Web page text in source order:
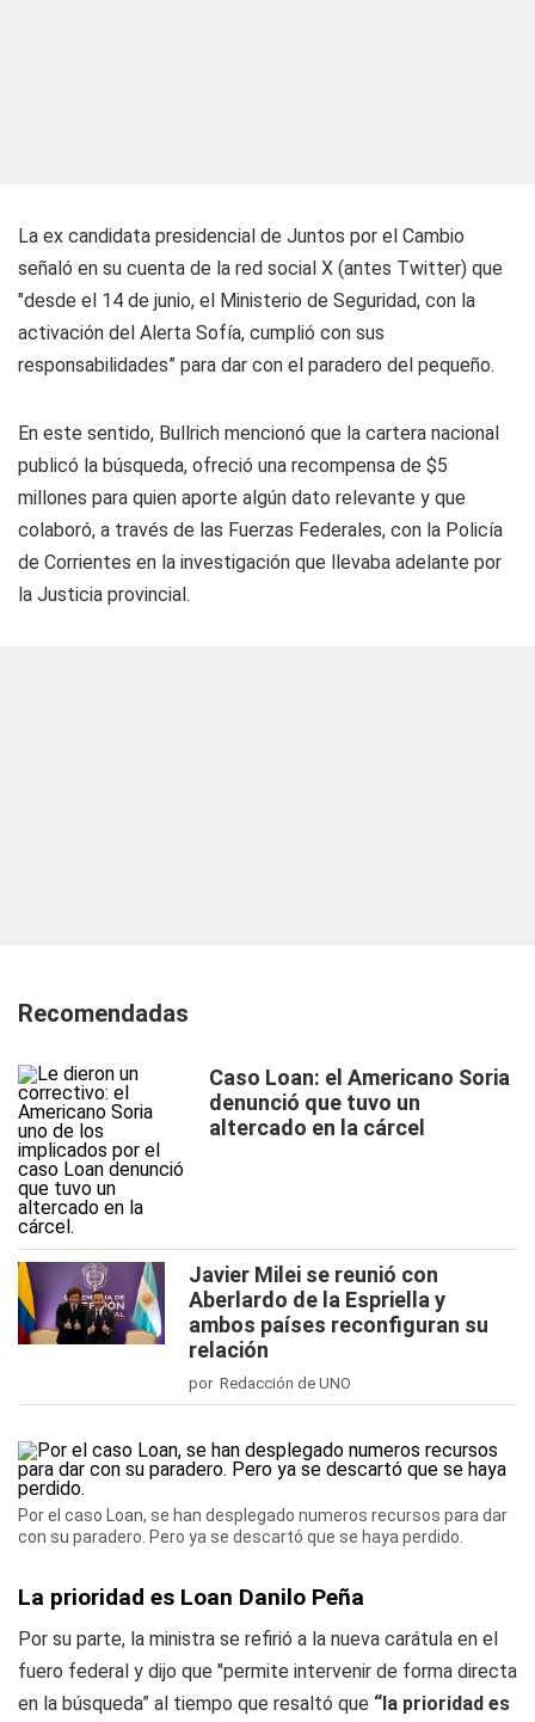
La ex candidata presidencial de Juntos por el Cambio
señaló en su cuenta de la red social X (antes Twitter) que
"desde el 14 de junio, el Ministerio de Seguridad, con la
activación del Alerta Sofía, cumplió con sus
responsabilidades” para dar con el paradero del pequeño.
En este sentido, Bullrich mencionó que la cartera nacional
publicó la búsqueda, ofreció una recompensa de $5
millones para quien aporte algún dato relevante y que
colaboró, a través de las Fuerzas Federales, con la Policía
de Corrientes en la investigación que llevaba adelante por
la Justicia provincial.
Recomendadas
Caso Loan: el Americano Soria
denunció que tuvo un
altercado en la cárcel
Javier Milei se reunió con
Aberlardo de la Espriella y
ambos países reconfiguran su
relación
por Redacción de UNO
Por el caso Loan, se han desplegado numeros recursos para dar
con su paradero. Pero ya se descartó que se haya perdido.
La prioridad es Loan Danilo Peña
Por su parte, la ministra se refirió a la nueva carátula en el
fuero federal y dijo que "permite intervenir de forma directa
en la búsqueda” al tiempo que resaltó que “la prioridad es